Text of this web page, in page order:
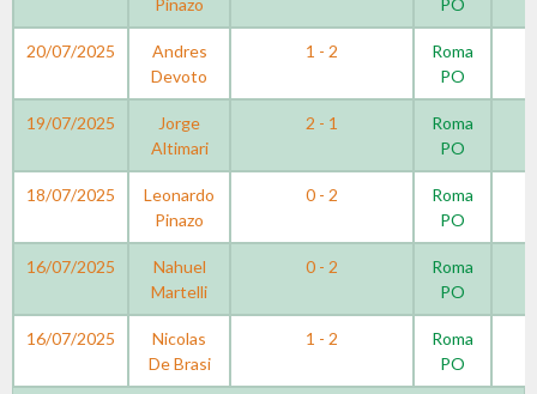
Pinazo
PO
20/07/2025
Andres
Devoto
1 - 2
Roma
PO
19/07/2025
Jorge
Altimari
2 - 1
Roma
PO
18/07/2025
Leonardo
Pinazo
0 - 2
Roma
PO
16/07/2025
Nahuel
Martelli
0 - 2
Roma
PO
16/07/2025
Nicolas
De Brasi
1 - 2
Roma
PO